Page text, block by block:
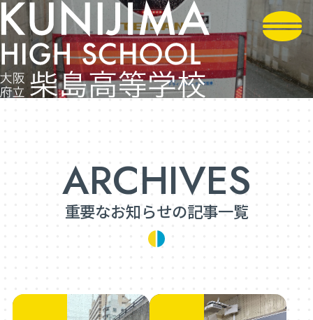
重要なお知らせの記事一覧